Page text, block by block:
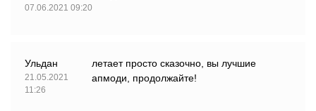
07.06.2021 09:20
Ульдан
21.05.2021
11:26
летает просто сказочно, вы лучшие
апмоди, продолжайте!